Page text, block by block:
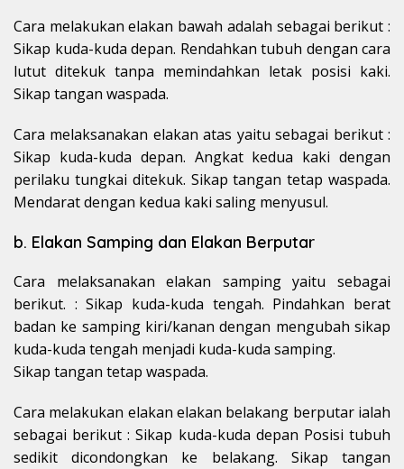
Cara melakukan elakan bawah adalah sebagai berikut :
Sikap kuda-kuda depan. Rendahkan tubuh dengan cara
lutut ditekuk tanpa memindahkan letak posisi kaki.
Sikap tangan waspada.
Cara melaksanakan elakan atas yaitu sebagai berikut :
Sikap kuda-kuda depan. Angkat kedua kaki dengan
perilaku tungkai ditekuk. Sikap tangan tetap waspada.
Mendarat dengan kedua kaki saling menyusul.
b. Elakan Samping dan Elakan Berputar
Cara melaksanakan elakan samping yaitu sebagai
berikut. : Sikap kuda-kuda tengah. Pindahkan berat
badan ke samping kiri/kanan dengan mengubah sikap
kuda-kuda tengah menjadi kuda-kuda samping.
Sikap tangan tetap waspada.
Cara melakukan elakan elakan belakang berputar ialah
sebagai berikut : Sikap kuda-kuda depan Posisi tubuh
sedikit dicondongkan ke belakang. Sikap tangan